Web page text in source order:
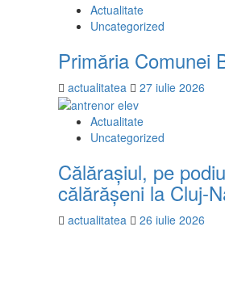
Actualitate
Uncategorized
Primăria Comunei
actualitatea 27 iulie 2026
Actualitate
Uncategorized
Călărașiul, pe
călărășeni la Cluj-
actualitatea 26 iulie 2026